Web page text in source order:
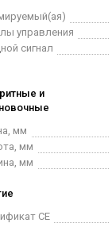
управления
сигнал
и
мм
мм
мм
CE